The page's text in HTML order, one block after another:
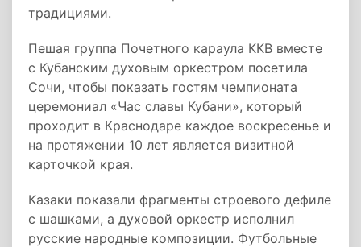
традициями.
Пешая группа Почетного караула ККВ вместе
с Кубанским духовым оркестром посетила
Сочи, чтобы показать гостям чемпионата
церемониал «Час славы Кубани», который
проходит в Краснодаре каждое воскресенье и
на протяжении 10 лет является визитной
карточкой края.
Казаки показали фрагменты строевого дефиле
с шашками, а духовой оркестр исполнил
русские народные композиции. Футбольные